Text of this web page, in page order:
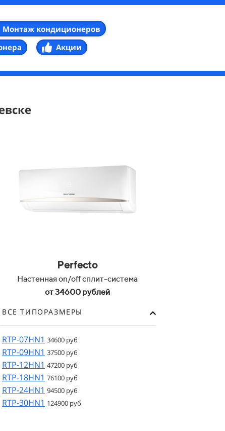
Монтаж кондиционеров
Акции
Perfecto
Настенная on/off сплит-система
от 34600 рублей
ВСЕ ТИПОРАЗМЕРЫ
RTP-07HN1 34600 руб
RTP-09HN1 37500 руб
RTP-12HN1 47200 руб
RTP-18HN1 76100 руб
RTP-24HN1 94500 руб
RTP-30HN1 124900 руб